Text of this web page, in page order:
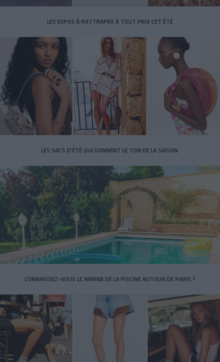
LES EXPOS À RATTRAPER À TOUT PRIX CET ÉTÉ
LES SACS D’ÉTÉ QUI DONNENT LE TON DE LA SAISON
CONNAISSEZ-VOUS LE AIRBNB DE LA PISCINE AUTOUR DE PARIS ?